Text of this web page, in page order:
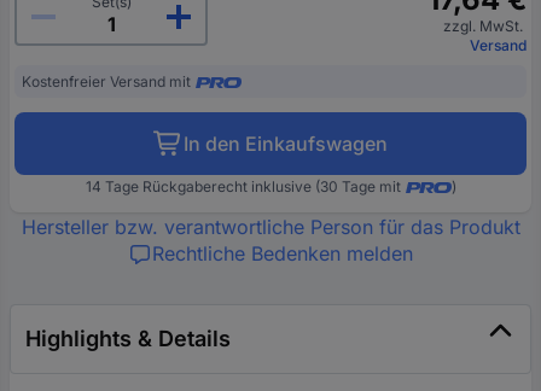
zzgl. MwSt.
Versand
Kostenfreier Versand mit
In den Einkaufswagen
14 Tage Rückgaberecht inklusive (30 Tage mit )
Hersteller bzw. verantwortliche Person für das Produkt
Rechtliche Bedenken melden
Highlights & Details